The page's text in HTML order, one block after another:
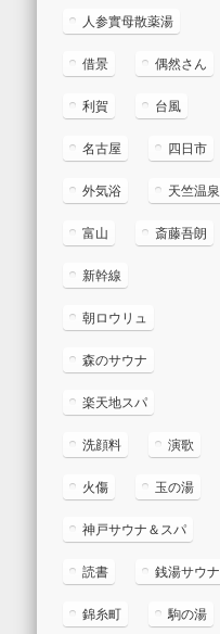
人参實母散薬湯
借景 偶然さん
利賀 台風
名古屋 四日市
外気浴 天竺温泉
富山 斎藤吾朗
新幹線
朝ロウリュ
森のサウナ
楽天地スパ
洗顔料 演歌
火傷 玉の湯
神戸サウナ＆スパ
読書 銭湯サウナ
錦糸町 駒の湯